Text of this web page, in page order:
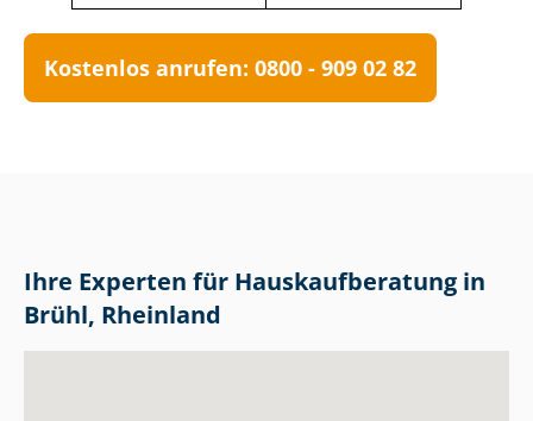
Kostenlos anrufen: 0800 - 909 02 82
Ihre Experten für Haus­kauf­be­ra­tung in
Brühl, Rheinland